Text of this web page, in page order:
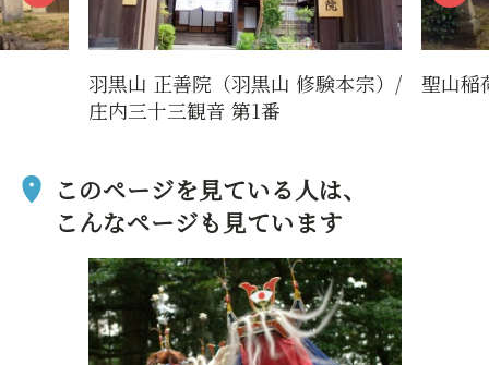
羽黒山 正善院（羽黒山 修験本宗）/
庄内三十三観音 第1番
聖山稲
このページを見ている人は、
こんなページも見ています